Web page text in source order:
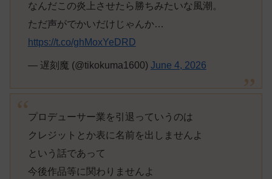
なんだこの炎上させたら勝ちみたいな風潮。
ただ声がでかいだけじゃんか…
https://t.co/ghMoxYeDRD
— 遅刻魔 (@tikokuma1600) June 4, 2026
プロデューサー業を引退っていうのは
クレジットとか表に名前を出しませんよ
という話であって
今後作品等に関わりませんよ